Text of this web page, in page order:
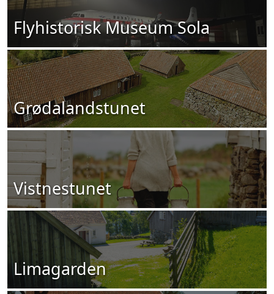
Flyhistorisk Museum Sola
Grødalandstunet
Vistnestunet
Limagarden